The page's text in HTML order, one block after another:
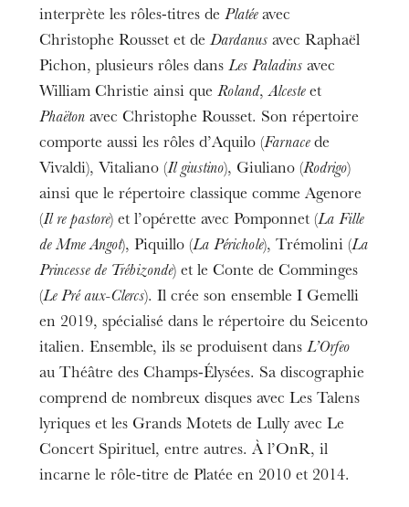
interprète les rôles-titres dePlatéeavec
Christophe Rousset et deDardanus avec Raphaël
Pichon, plusieurs rôles dansLes Paladins avec
William Christie ainsi queRoland,Alcesteet
Phaëton avec Christophe Rousset. Son répertoire
comporte aussi les rôles d’Aquilo (Farnacede
Vivaldi), Vitaliano (Il giustino), Giuliano (Rodrigo)
ainsi que le répertoire classique comme Agenore
(Il re pastore) et l’opérette avec Pomponnet (La Fille
de Mme Angot), Piquillo (La Périchole), Trémolini (La
Princesse de Trébizonde) et le Conte de Comminges
(Le Pré aux-Clercs). Il crée son ensemble I Gemelli
en 2019, spécialisé dans le répertoire du Seicento
italien. Ensemble, ils se produisent dansL’Orfeo
au Théâtre des Champs-Élysées. Sa discographie
comprend de nombreux disques avec Les Talens
lyriques et les Grands Motets de Lully avec Le
Concert Spirituel, entre autres. À l’OnR, il
incarne le rôle-titre de Platée en 2010 et 2014.